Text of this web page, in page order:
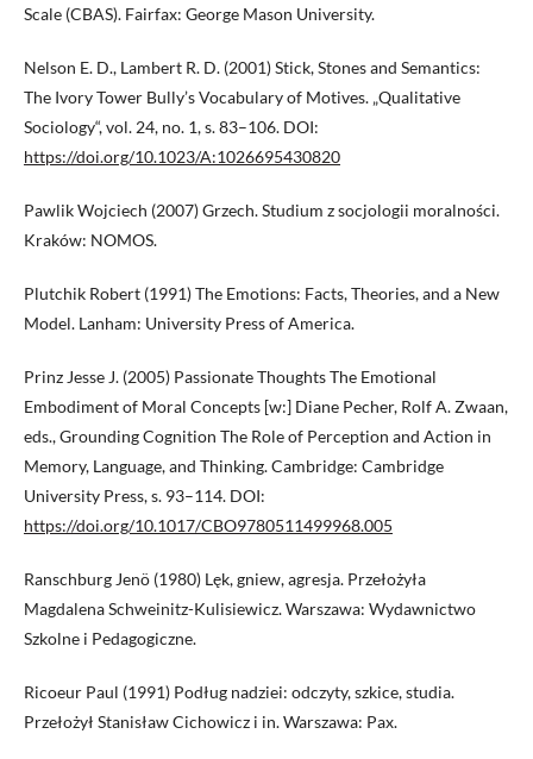
Scale (CBAS). Fairfax: George Mason University.
Nelson E. D., Lambert R. D. (2001) Stick, Stones and Semantics:
The Ivory Tower Bully’s Vocabulary of Motives. „Qualitative
Sociology“, vol. 24, no. 1, s. 83–106. DOI:
https://doi.org/10.1023/A:1026695430820
Pawlik Wojciech (2007) Grzech. Studium z socjologii moralności.
Kraków: NOMOS.
Plutchik Robert (1991) The Emotions: Facts, Theories, and a New
Model. Lanham: University Press of America.
Prinz Jesse J. (2005) Passionate Thoughts The Emotional
Embodiment of Moral Concepts [w:] Diane Pecher, Rolf A. Zwaan,
eds., Grounding Cognition The Role of Perception and Action in
Memory, Language, and Thinking. Cambridge: Cambridge
University Press, s. 93–114. DOI:
https://doi.org/10.1017/CBO9780511499968.005
Ranschburg Jenö (1980) Lęk, gniew, agresja. Przełożyła
Magdalena Schweinitz-Kulisiewicz. Warszawa: Wydawnictwo
Szkolne i Pedagogiczne.
Ricoeur Paul (1991) Podług nadziei: odczyty, szkice, studia.
Przełożył Stanisław Cichowicz i in. Warszawa: Pax.